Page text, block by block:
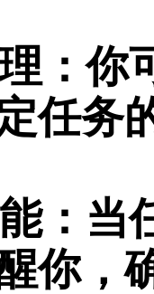
：你
任务
：当
你，